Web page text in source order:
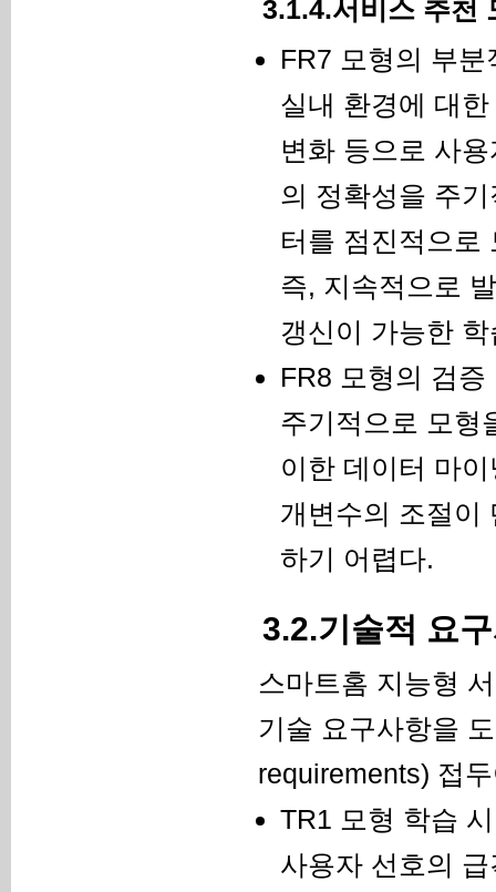
3.1.4.서비스 추천
FR7 모형의 부분
실내 환경에 대
변화 등으로 사
의 정확성을 주
터를 점진적으로
즉, 지속적으로
갱신이 가능한
FR8 모형의 검
주기적으로 모형
이한 데이터 마
개변수의 조절이
하기 어렵다.
3.2.기술적 요
스마트홈 지능형
기술 요구사항을
requirements) 접
TR1 모형 학습
사용자 선호의